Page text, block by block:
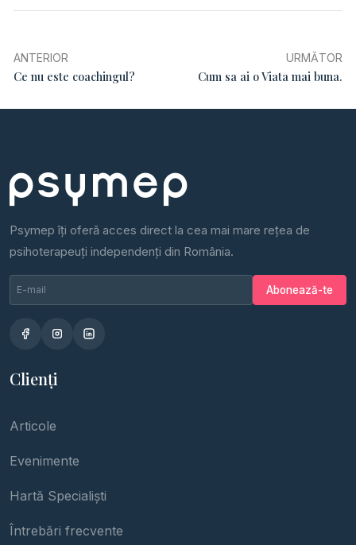
ANTERIOR
Ce nu este coachingul?
URMĂTOR
Cum sa ai o Viata mai buna.
Psymep îți oferă acces direct la cea mai mare rețea de
psihoterapeuți independenți din România.
Email newsletter
Nu completa Abonează-te
Clienți
Articole
Evenimente
Hartă Specialiști
Întrebări frecvente